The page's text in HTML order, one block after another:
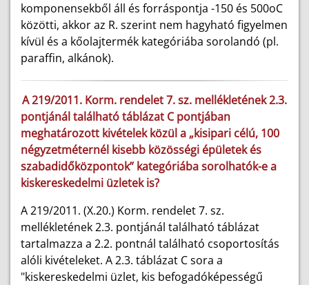
komponensekből áll és forráspontja -150 és 500oC
közötti, akkor az R. szerint nem hagyható figyelmen
kívül és a kőolajtermék kategóriába sorolandó (pl.
paraffin, alkánok).
A 219/2011. Korm. rendelet 7. sz. mellékletének 2.3.
pontjánál található táblázat C pontjában
meghatározott kivételek közül a „kisipari célú, 100
négyzetméternél kisebb közösségi épületek és
szabadidőközpontok” kategóriába sorolhatók-e a
kiskereskedelmi üzletek is?
A 219/2011. (X.20.) Korm. rendelet 7. sz.
mellékletének 2.3. pontjánál található táblázat
tartalmazza a 2.2. pontnál található csoportosítás
alóli kivételeket. A 2.3. táblázat C sora a
"kiskereskedelmi üzlet, kis befogadóképességű